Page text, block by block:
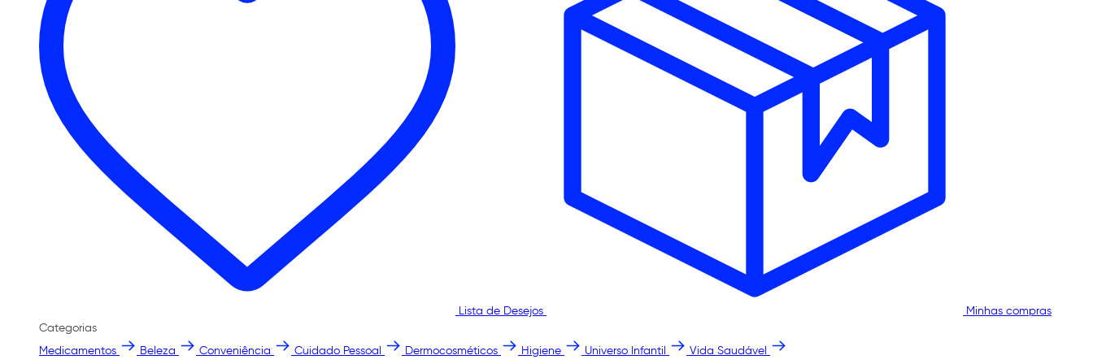
Lista de Desejos
Minhas compras
Categorias
Medicamentos
Beleza Conveniência Cuidado Pessoal Dermocosméticos Higiene Universo Infantil Vida Saudável